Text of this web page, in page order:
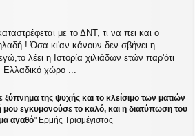
με το ΔΝΤ, τι να πει και ο
! Όσα κι'αν κάνουν δεν σβήνει η
λέει η Ιστορία χιλιάδων ετών παρ'ότι
Ελλαδικό χώρο ...
της ψυχής και το κλείσιμο των ματιών
εγκυμονούσε το καλό, και η διατύπωση του
αγαθό" Ερμής Τρισμέγιστος